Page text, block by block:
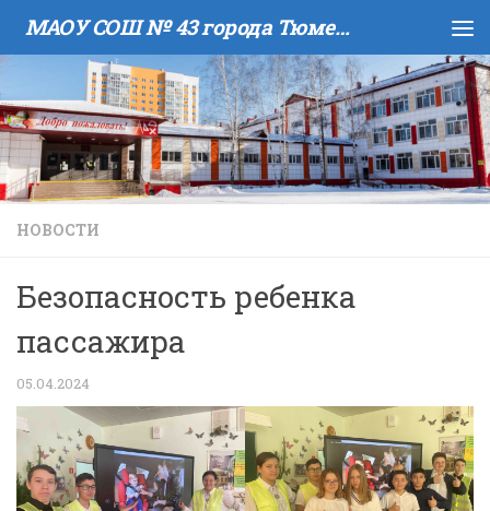
Skip to content МАОУ COШ № 43 города Тюмени имени В.И. Муравленко
НОВОСТИ
Безопасность ребенка
пассажира
05.04.2024